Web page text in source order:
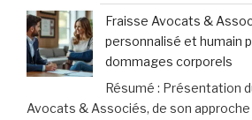
:
cette
pratique
controversée
d’injection
pour
Fraisse Avocats &
personnalisé et humain
dommages corporels
Résumé : Présentation
Avocats & Associés, de son